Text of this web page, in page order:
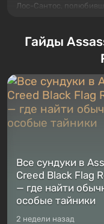
Лос-Сантос,
сразу трех
Тревора и
Жанр и...
Гайды
Все сундуки в
Creed Black Flag
— где найти
особые тайники
2 недели назад